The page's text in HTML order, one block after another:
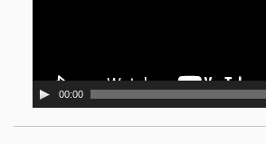
00:00